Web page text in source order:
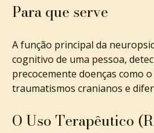
Para que serve
A função principal da
cognitivo de uma pessoa,
precocemente doenças como
traumatismos cranianos e
O Uso Terapêutico